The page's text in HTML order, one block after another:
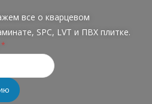
все о кварцевом
SPC, LVT и ПВХ плитке.
*